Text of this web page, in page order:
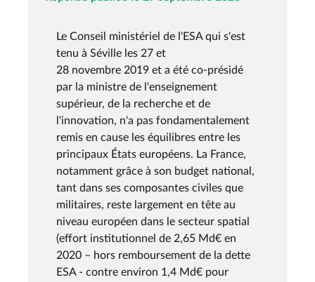
Le Conseil ministériel de l'ESA qui s'est
tenu à Séville les 27 et
28 novembre 2019 et a été co-présidé
par la ministre de l'enseignement
supérieur, de la recherche et de
l'innovation, n'a pas fondamentalement
remis en cause les équilibres entre les
principaux États européens. La France,
notamment grâce à son budget national,
tant dans ses composantes civiles que
militaires, reste largement en tête au
niveau européen dans le secteur spatial
(effort institutionnel de 2,65 Md€ en
2020 – hors remboursement de la dette
ESA - contre environ 1,4 Md€ pour